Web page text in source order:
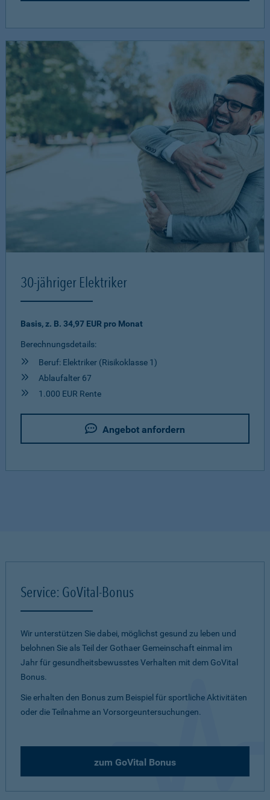
30-jähriger Elektriker
Basis, z. B. 34,97 EUR pro Monat
Berechnungsdetails:
Beruf: Elektriker (Risikoklasse 1)
Ablaufalter 67
1.000 EUR Rente
Angebot anfordern
Service: GoVital-Bonus
Wir unterstützen Sie dabei, möglichst gesund zu leben und
belohnen Sie als Teil der Gothaer Gemeinschaft einmal im
Jahr für gesundheitsbewusstes Verhalten mit dem GoVital
Bonus.
Sie erhalten den Bonus zum Beispiel für sportliche Aktivitäten
oder die Teilnahme an Vorsorgeuntersuchungen.
zum GoVital Bonus